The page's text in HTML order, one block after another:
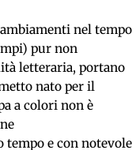
nel tempo
pur non
letteraria, portano
nato per il
a colori non è
tempo e con notevole